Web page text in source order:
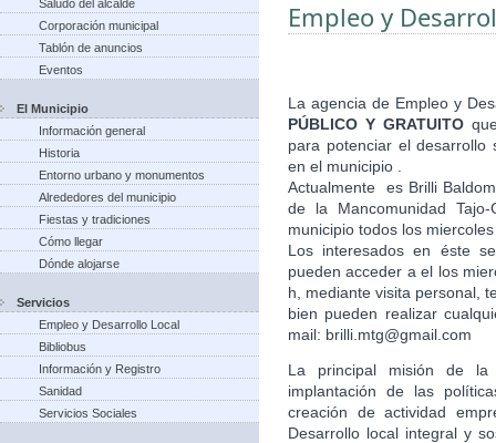
Saludo del alcalde
Corporación municipal
Tablón de anuncios
Eventos
El Municipio
Información general
Historia
Entorno urbano y monumentos
Alrededores del municipio
Fiestas y tradiciones
Cómo llegar
Dónde alojarse
Servicios
Empleo y Desarrollo Local
Bibliobus
Información y Registro
Sanidad
Servicios Sociales
Empleo y
La agencia de Empleo y
PÚBLICO Y GRATUITO
para potenciar el desarrollo
en el municipio .
Actualmente es Brilli
de la Mancomunidad
municipio todos los
Los interesados en éste
pueden acceder a el los
h, mediante visita personal,
bien pueden realizar
mail: brilli.mtg@gmail.com
La principal misión de
implantación de las
creación de actividad
Desarrollo local integral y